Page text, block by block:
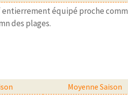
équipé proche
des plages.
Moyenne Saison